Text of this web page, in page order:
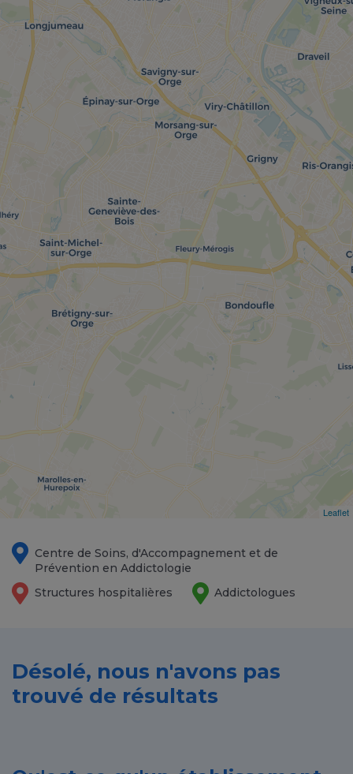
Leaflet
Centre de Soins, d'Accompagnement et de
Prévention en Addictologie
Structures hospitalières
Addictologues
Désolé, nous n'avons pas
trouvé de résultats